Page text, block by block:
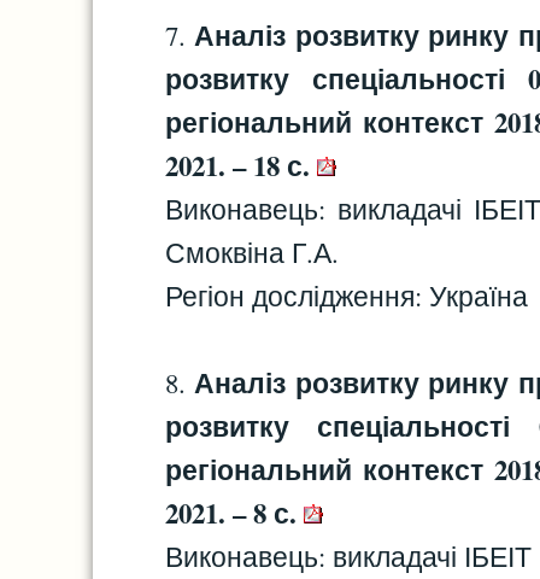
7. Аналіз розвитку ринку
розвитку
регіональний контекст
2021. – 18 с.
Виконавець: викладачі
Смоквіна Г.А.
Регіон дослідження: Україна
8. Аналіз розвитку ринку
розвитку
регіональний контекст
2021. – 8 с.
Виконавець: викладачі